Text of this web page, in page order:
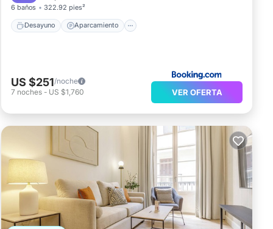
6 baños 322.92 pies²
Desayuno Aparcamiento
US $251/noche
7 noches - US $1,760 VER OFERTA